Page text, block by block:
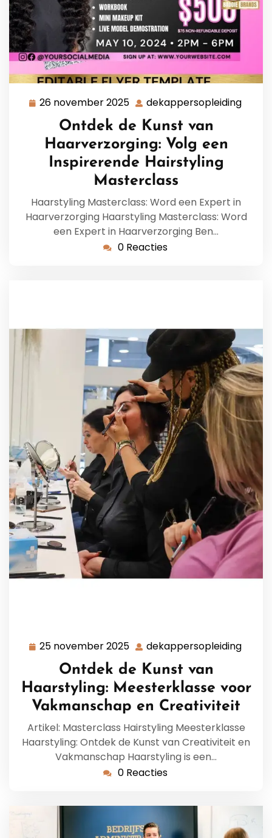
26 november 2025 26
november
2025
dekappersopleiding
Ontdek de Kunst van
Haarverzorging: Volg een
Inspirerende Hairstyling
Masterclass
Haarstyling Masterclass: Word een Expert in
Haarverzorging Haarstyling Masterclass: Word
een Expert in Haarverzorging Ben…
0 Reacties
25 november 2025 25
november
2025
dekappersopleiding
Ontdek de Kunst van
Haarstyling: Meesterklasse voor
Vakmanschap en Creativiteit
Artikel: Masterclass Hairstyling Meesterklasse
Haarstyling: Ontdek de Kunst van Creativiteit en
Vakmanschap Haarstyling is een…
0 Reacties